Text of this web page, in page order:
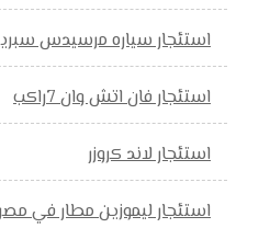
استئجار سياره مرسيدس
استئجار فان اتش وان 7راكب
استئجار لاند كروزر
استئجار ليموزين مطار في